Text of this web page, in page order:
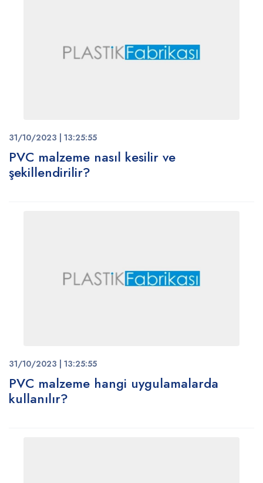
31/10/2023 | 13:25:55
PVC malzeme nasıl kesilir ve
şekillendirilir?
31/10/2023 | 13:25:55
PVC malzeme hangi uygulamalarda
kullanılır?